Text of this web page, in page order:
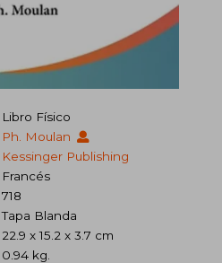
Libro Físico
Ph. Moulan
Kessinger Publishing
Francés
718
Tapa Blanda
22.9 x 15.2 x 3.7 cm
0.94 kg.